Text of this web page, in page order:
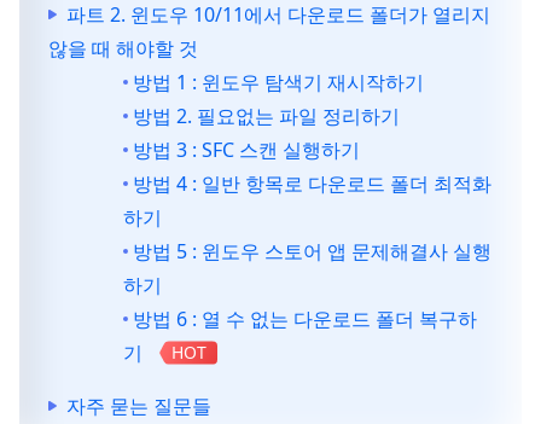
파트 2. 윈도우 10/11에서 다운로드 폴더가 열리지
않을 때 해야할 것
방법 1 : 윈도우 탐색기 재시작하기
방법 2. 필요없는 파일 정리하기
방법 3 : SFC 스캔 실행하기
방법 4 : 일반 항목로 다운로드 폴더 최적화
하기
방법 5 : 윈도우 스토어 앱 문제해결사 실행
하기
방법 6 : 열 수 없는 다운로드 폴더 복구하
기
HOT
자주 묻는 질문들